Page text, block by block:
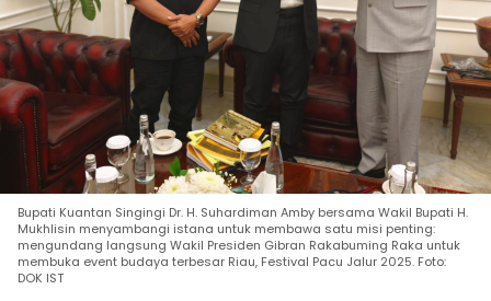
Bupati Kuantan Singingi Dr. H. Suhardiman Amby bersama Wakil Bupati H.
Mukhlisin menyambangi istana untuk membawa satu misi penting:
mengundang langsung Wakil Presiden Gibran Rakabuming Raka untuk
membuka event budaya terbesar Riau, Festival Pacu Jalur 2025. Foto:
DOK IST